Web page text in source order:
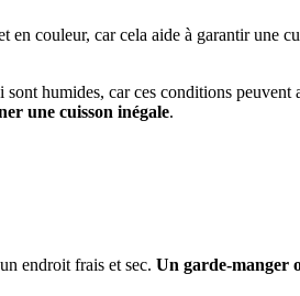
en couleur, car cela aide à garantir une
humides, car ces conditions peuvent
une cuisson inégale.
endroit frais et sec. Un garde-manger